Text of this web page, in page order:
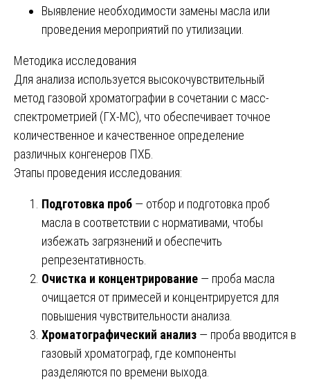
Выявление необходимости замены масла или
проведения мероприятий по утилизации.
Методика исследования
Для анализа используется высокочувствительный
метод газовой хроматографии в сочетании с масс-
спектрометрией (ГХ-МС), что обеспечивает точное
количественное и качественное определение
различных конгенеров ПХБ.
Этапы проведения исследования:
Подготовка проб — отбор и подготовка проб
масла в соответствии с нормативами, чтобы
избежать загрязнений и обеспечить
репрезентативность.
Очистка и концентрирование — проба масла
очищается от примесей и концентрируется для
повышения чувствительности анализа.
Хроматографический анализ — проба вводится в
газовый хроматограф, где компоненты
разделяются по времени выхода.